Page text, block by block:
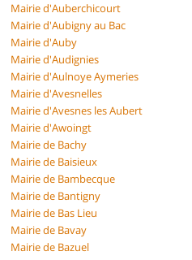
Mairie d'Auberchicourt
Mairie d'Aubigny au Bac
Mairie d'Auby
Mairie d'Audignies
Mairie d'Aulnoye Aymeries
Mairie d'Avesnelles
Mairie d'Avesnes les Aubert
Mairie d'Awoingt
Mairie de Bachy
Mairie de Baisieux
Mairie de Bambecque
Mairie de Bantigny
Mairie de Bas Lieu
Mairie de Bavay
Mairie de Bazuel